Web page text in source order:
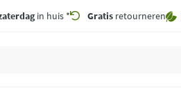
in huis * Gratis retourneren